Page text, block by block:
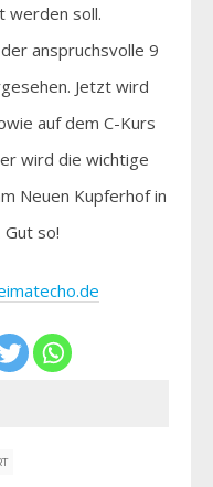
werden soll.
anspruchsvolle 9
Jetzt wird
auf dem C-Kurs
wird die wichtige
Neuen Kupferhof in
so!